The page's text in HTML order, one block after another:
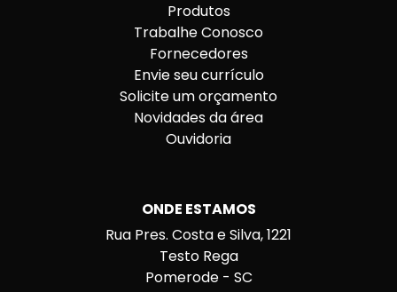
Produtos
Trabalhe Conosco
Fornecedores
Envie seu currículo
Solicite um orçamento
Novidades da área
Ouvidoria
ONDE ESTAMOS
Rua Pres. Costa e Silva, 1221
Testo Rega
Pomerode - SC